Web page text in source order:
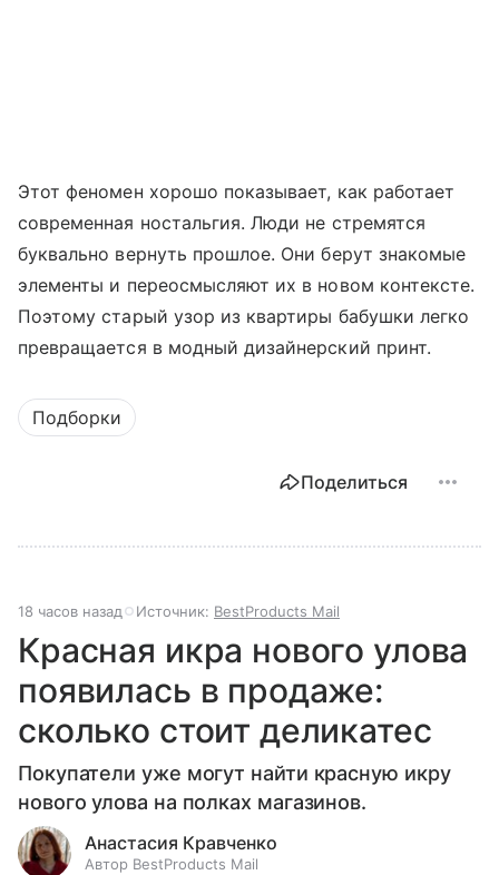
Этот феномен хорошо показывает, как работает
современная ностальгия. Люди не стремятся
буквально вернуть прошлое. Они берут знакомые
элементы и переосмысляют их в новом контексте.
Поэтому старый узор из квартиры бабушки легко
превращается в модный дизайнерский принт.
Подборки
Поделиться
18 часов назад Источник: BestProducts Mail
Красная икра нового улова
появилась в продаже:
сколько стоит деликатес
Покупатели уже могут найти красную икру
нового улова на полках магазинов.
Анастасия Кравченко
Автор BestProducts Mail